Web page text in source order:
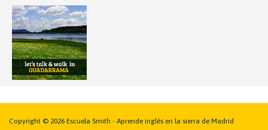
Copyright © 2026 Escuela Smith - Aprende inglés en la sierra de Madrid